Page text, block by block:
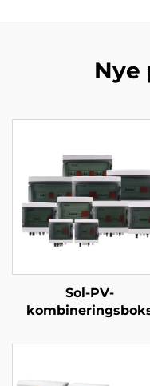
Nye
Sol-PV-